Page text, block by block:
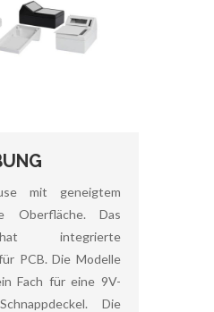
mit geneigtem
Oberfläche. Das
integrierte
PCB. Die Modelle
Fach für eine 9V-
Die